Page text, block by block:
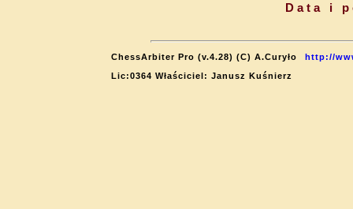
Data i
ChessArbiter Pro (v.4.28) (C) A.Curyło
http://
Lic:0364 Właściciel: Janusz Kuśnierz